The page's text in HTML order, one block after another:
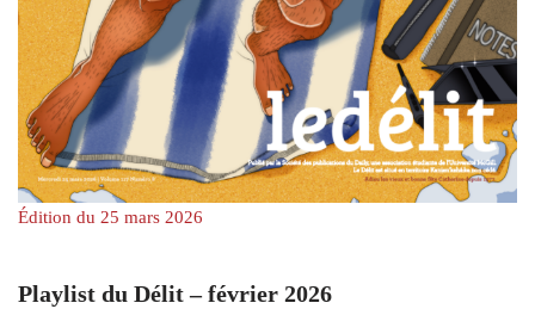
Édition du 25 mars 2026
Playlist du Délit – février 2026